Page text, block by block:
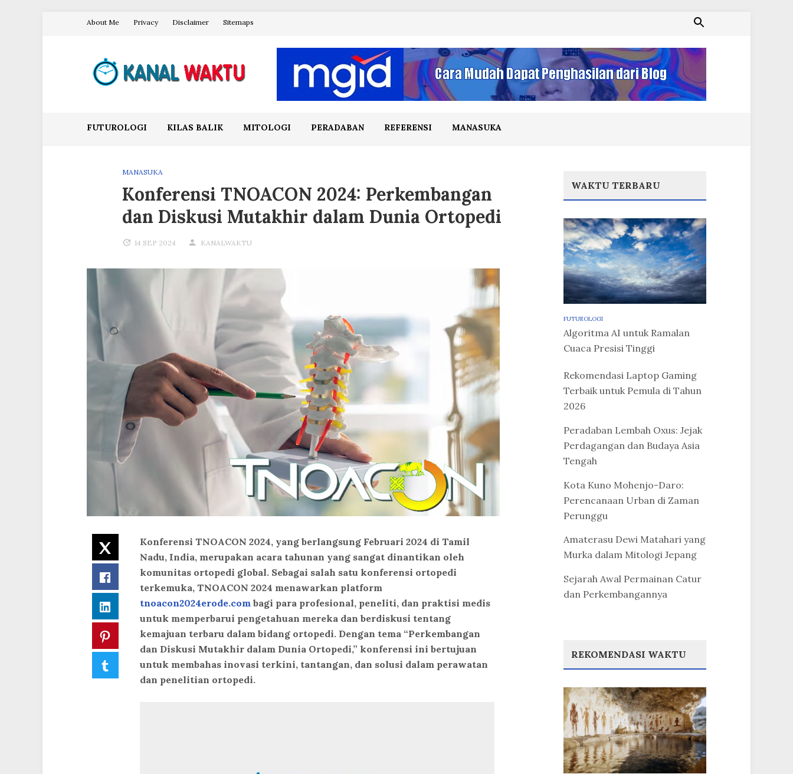
About Me Privacy Disclaimer Sitemaps
FUTUROLOGI KILAS BALIK MITOLOGI PERADABAN REFERENSI MANASUKA
MANASUKA
Konferensi TNOACON 2024: Perkembangan
dan Diskusi Mutakhir dalam Dunia Ortopedi
14 SEP 2024 KANALWAKTU
Twitter
Facebook
LinkedIn
Pinterest
Tumblr
Konferensi TNOACON 2024, yang berlangsung Februari 2024 di Tamil
Nadu, India, merupakan acara tahunan yang sangat dinantikan oleh
komunitas ortopedi global. Sebagai salah satu konferensi ortopedi
terkemuka, TNOACON 2024 menawarkan platform
tnoacon2024erode.com bagi para profesional, peneliti, dan praktisi medis
untuk memperbarui pengetahuan mereka dan berdiskusi tentang
kemajuan terbaru dalam bidang ortopedi. Dengan tema “Perkembangan
dan Diskusi Mutakhir dalam Dunia Ortopedi,” konferensi ini bertujuan
untuk membahas inovasi terkini, tantangan, dan solusi dalam perawatan
dan penelitian ortopedi.
WAKTU TERBARU
FUTUROLOGI
Algoritma AI untuk Ramalan
Cuaca Presisi Tinggi
Rekomendasi Laptop Gaming
Terbaik untuk Pemula di Tahun
2026
Peradaban Lembah Oxus: Jejak
Perdagangan dan Budaya Asia
Tengah
Kota Kuno Mohenjo-Daro:
Perencanaan Urban di Zaman
Perunggu
Amaterasu Dewi Matahari yang
Murka dalam Mitologi Jepang
Sejarah Awal Permainan Catur
dan Perkembangannya
REKOMENDASI WAKTU